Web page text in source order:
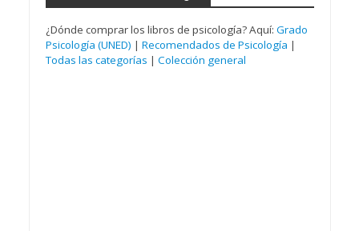
¿Dónde comprar los libros de psicología? Aquí: Grado
Psicología (UNED) | Recomendados de Psicología |
Todas las categorías | Colección general